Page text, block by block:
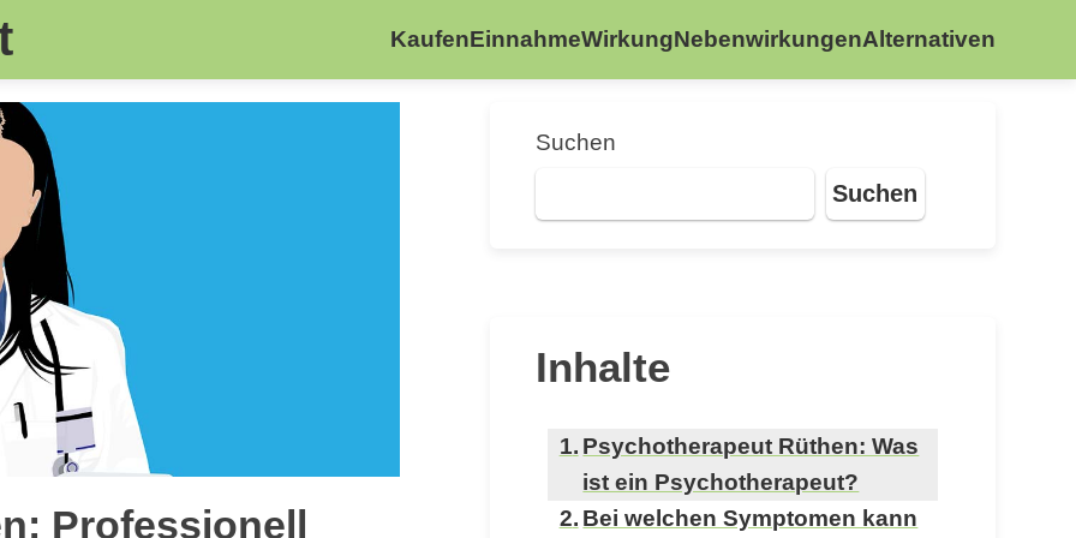
KaufenEinnahmeWirkungNebenwirkungenAlternativen
Professionell
Suchen
Suchen
Inhalte
Psychotherapeut Rüthen: Was
ist ein Psychotherapeut?
Bei welchen Symptomen kann